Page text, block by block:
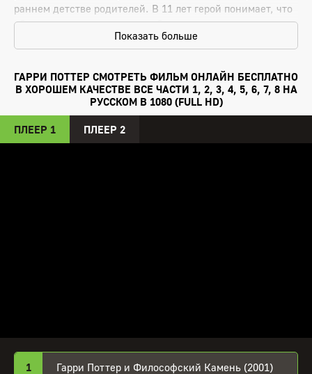
раннем детстве родителей. В 11 лет герой понимает, что
обладает магическими способностями и является
избранным. Гарри попадает в школу волшебства в
нелепого, забитого очкарика превращается в
знаменитость. Мальчик обзаводится друзьями, обретает
настоящее счастье и свободу.
Показать больше
ГАРРИ ПОТТЕР СМОТРЕТЬ ФИЛЬМ ОНЛАЙН БЕСПЛАТНО
В ХОРОШЕМ КАЧЕСТВЕ ВСЕ ЧАСТИ 1, 2, 3, 4, 5, 6, 7, 8 НА
РУССКОМ В 1080 (FULL HD)
ПЛЕЕР 1 ПЛЕЕР 2
1 Гарри Поттер и Философский Камень (2001)